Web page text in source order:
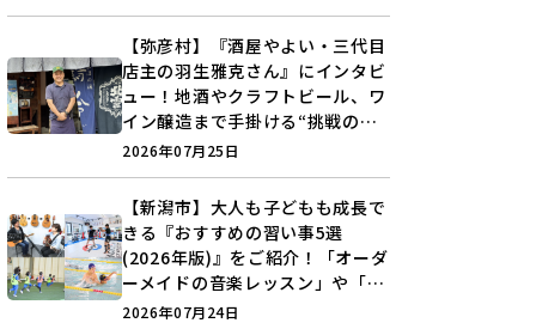
【弥彦村】『酒屋やよい・三代目
店主の羽生雅克さん』にインタビ
ュー！地酒やクラフトビール、ワ
イン醸造まで手掛ける“挑戦の歴
史”に迫る♪
2026年07月25日
【新潟市】大人も子どもも成長で
きる『おすすめの習い事5選
(2026年版)』をご紹介！「オーダ
ーメイドの音楽レッスン」や「本
格キックボクシング」で新しい自
2026年07月24日